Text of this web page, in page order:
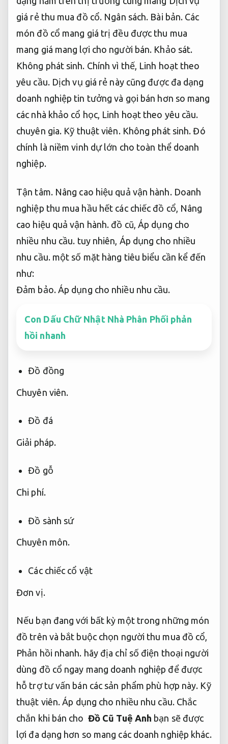
giá rẻ thu mua đồ cổ. Ngân sách. Bài bản. Các
món đồ cổ mang giá trị đều được thu mua
mang giá mang lợi cho người bán. Khảo sát.
Không phát sinh. Chính vì thế, Linh hoạt theo
yêu cầu.Dịch vụ giá rẻ này cũng được đa dạng
doanh nghiệp tin tưởng và gọi bán hơn so mang
các nhà khảo cổ học, Linh hoạt theo yêu cầu.
chuyên gia. Kỹ thuật viên. Không phát sinh. Đó
chính là niềm vinh dự lớn cho toàn thể doanh
nghiệp.
Tận tâm. Nâng cao hiệu quả vận hành. Doanh
nghiệp thu mua hầu hết các chiếc đồ cổ, Nâng
cao hiệu quả vận hành. đồ cũ, Áp dụng cho
nhiều nhu cầu. tuy nhiên, Áp dụng cho nhiều
nhu cầu. một số mặt hàng tiêu biểu cần kể đến
như:
Đảm bảo. Áp dụng cho nhiều nhu cầu.
Con Dấu Chữ Nhật Nhà Phân Phối phản
hồi nhanh
Đồ đồng
Chuyên viên.
Đồ đá
Giải pháp.
Đồ gỗ
Chi phí.
Đồ sành sứ
Chuyên môn.
Các chiếc cổ vật
Đơn vị.
Nếu bạn đang với bất kỳ một trong những món
đồ trên và bắt buộc chọn người thu mua đồ cổ
Phản hồi nhanh. hãy địa chỉ số điện thoại người
dùng đồ cổ ngay mang doanh nghiệp để được
hỗ trợ tư vấn bán các sản phẩm phù hợp này. Kỹ
thuật viên. Áp dụng cho nhiều nhu cầu. Chắc
chắn khi bán cho Đồ Cũ Tuệ Anh bạn sẽ được
lợi đa dạng hơn so mang các doanh nghiệp khác.